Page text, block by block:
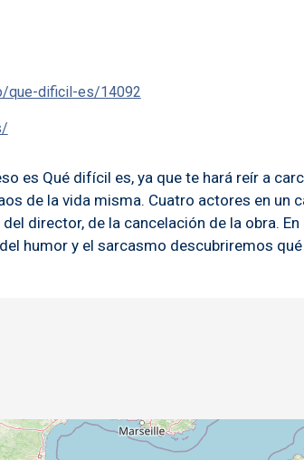
que-dificil-es/14092
es Qué difícil es, ya que te hará reír a
de la vida misma. Cuatro actores en un
director, de la cancelación de la obra.
humor y el sarcasmo descubriremos